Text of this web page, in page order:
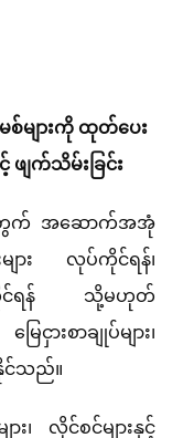
ါမစ်များကို ထုတ်ပေး
ဖျက်သိမ်းခြင်း
တွက် အဆောက်အအုံ
ျား လုပ်ကိုင်ရန်၊
လုပ်ကိုင်ရန် သို့မဟုတ်
ငှားစာချုပ်များ၊
နိုင်သည်။
း၊ လိုင်စင်များနှင့်